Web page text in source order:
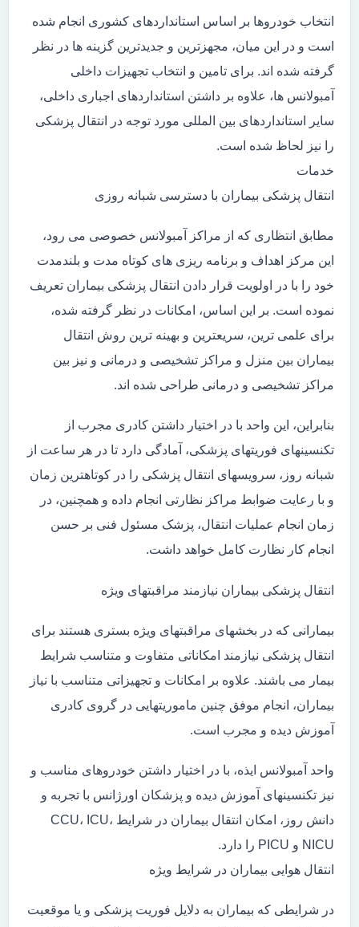
انتخاب خودروها بر اساس استانداردهای کشوری انجام شده
است و در این میان، مجهزترین و جدیدترین گزینه ها در نظر
گرفته شده اند. برای تامین و انتخاب تجهیزات داخلی
آمبولانس ها، علاوه بر داشتن استانداردهای اجباری داخلی،
سایر استانداردهای بین المللی مورد توجه در انتقال پزشکی
را نیز لحاظ شده است.
خدمات
انتقال پزشکی بیماران با دسترسی شبانه روزی
مطابق انتظاری که از مراکز آمبولانس خصوصی می رود،
این مرکز اهداف و برنامه ریزی های کوتاه مدت و بلندمدت
خود را با در اولویت قرار دادن انتقال پزشکی بیماران تعریف
نموده است. بر این اساس، امکانات در نظر گرفته شده،
برای علمی ترین، سریعترین و بهینه ترین روش انتقال
بیماران بین منزل و مراکز تشخیصی و درمانی و نیز بین
مراکز تشخیصی و درمانی طراحی شده اند.
بنابراین، این واحد با در اختیار داشتن کادری مجرب از
تکنسینهای فوریتهای پزشکی، آمادگی دارد تا در هر ساعت از
شبانه روز، سرویسهای انتقال پزشکی را در کوتاهترین زمان
و با رعایت ضوابط مراکز نظارتی انجام داده و همچنین، در
زمان انجام عملیات انتقال، پزشک مسئول فنی بر حسن
انجام کار نظارت کامل خواهد داشت.
انتقال پزشکی بیماران نیازمند مراقبتهای ویژه
بیمارانی که در بخشهای مراقبتهای ویژه بستری هستند برای
انتقال پزشکی نیازمند امکاناتی متفاوت و متناسب شرایط
بیمار می باشند. علاوه بر امکانات و تجهیزاتی متناسب با نیاز
بیماران، انجام موفق چنین ماموریتهایی در گروی کادری
آموزش دیده و مجرب است.
واحد آمبولانس ایذه، با در اختیار داشتن خودروهای مناسب و
نیز تکنسینهای آموزش دیده و پزشکان اورژانس با تجربه و
دانش روز، امکان انتقال بیماران در شرایط CCU، ICU،
NICU و PICU را دارد.
انتقال هوایی بیماران در شرایط ویژه
در شرایطی که بیماران به دلایل فوریت پزشکی و یا موقعیت